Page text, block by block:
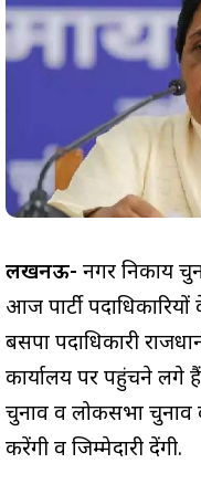
लखनऊ- नगर निकाय
आज पार्टी
बसपा पदाधिकारी
कार्यालय पर पहुंचने लगे
चुनाव व लोकसभा चुनाव
करेंगी व जिम्मेदारी देंगी.